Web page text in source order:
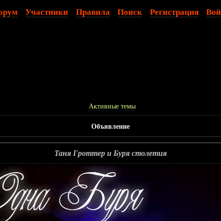
Участники Правила Поиск Регистрация
Активные темы
Объявление
Таня Гроттер и Буря столетия